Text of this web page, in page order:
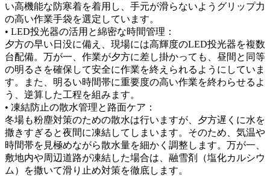
い高機能な防寒着を着用し、手元が滑らないようグリップ力
の高い作業手袋を選定しています。
• LED投光器の活用と綿密な時間管理：
夕方の早い日没に備え、現場には高輝度のLED投光器を複数
台配備。万が一、作業が夕方に差し掛かっても、昼間と同等
の明るさを確保して安全に作業を終えられるようにしていま
す。また、明るい時間帯に重要度の高い作業を終わらせるよ
う、逆算した工程を組みます。
• 凍結防止の散水管理と路面ケア：
冬場も粉塵対策のための散水は行いますが、夕方遅くに水を
撒きすぎると夜間に凍結してしまいます。そのため、気温や
時間帯を見極めながら散水量を細かく調整します。万が一、
敷地内や周辺道路が凍結した場合は、融雪剤（塩化カルシウ
ム）を撒いて滑り止め対策を徹底します。